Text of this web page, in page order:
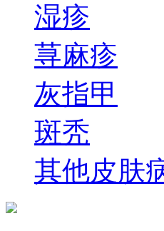
湿疹
荨麻疹
灰指甲
斑秃
其他皮肤